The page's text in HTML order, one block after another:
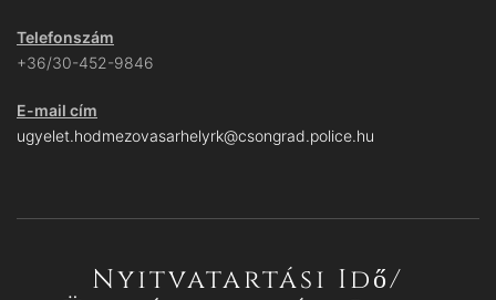
Telefonszám
+36/30-452-9846
E-mail cím
ugyelet.hodmezovasarhelyrk@csongrad.police.hu
Nyitvatartási Idő/